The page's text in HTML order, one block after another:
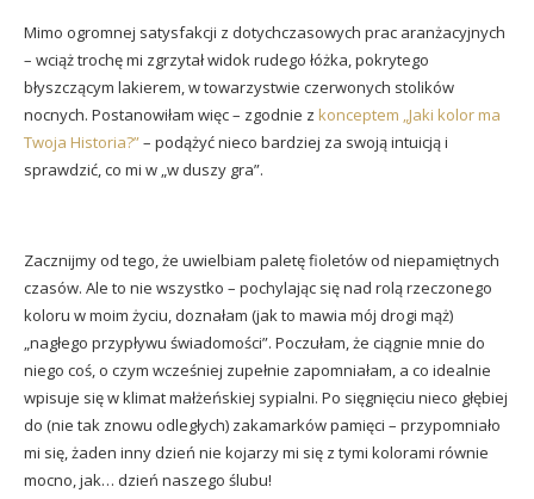
Mimo ogromnej satysfakcji z dotychczasowych prac aranżacyjnych
– wciąż trochę mi zgrzytał widok rudego łóżka, pokrytego
błyszczącym lakierem, w towarzystwie czerwonych stolików
nocnych. Postanowiłam więc – zgodnie z konceptem „Jaki kolor ma
Twoja Historia?”– podążyć nieco bardziej za swoją intuicją i
sprawdzić, co mi w „w duszy gra”.
Zacznijmy od tego, że uwielbiam paletę fioletów od niepamiętnych
czasów. Ale to nie wszystko – pochylając się nad rolą rzeczonego
koloru w moim życiu, doznałam (jak to mawia mój drogi mąż)
„nagłego przypływu świadomości”. Poczułam, że ciągnie mnie do
niego coś, o czym wcześniej zupełnie zapomniałam, a co idealnie
wpisuje się w klimat małżeńskiej sypialni. Po sięgnięciu nieco głębiej
do (nie tak znowu odległych) zakamarków pamięci – przypomniało
mi się, żaden inny dzień nie kojarzy mi się z tymi kolorami równie
mocno, jak… dzień naszego ślubu!